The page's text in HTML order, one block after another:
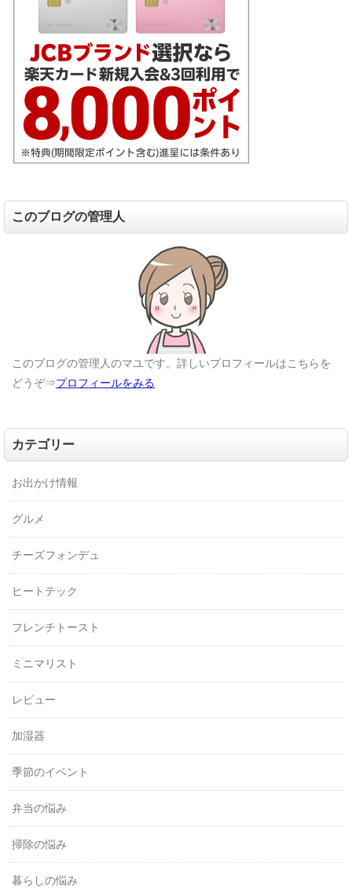
このブログの管理人
このブログの管理人のマユです。詳しいプロフィールはこちらを
どうぞ⇒プロフィールをみる
カテゴリー
お出かけ情報
グルメ
チーズフォンデュ
ヒートテック
フレンチトースト
ミニマリスト
レビュー
加湿器
季節のイベント
弁当の悩み
掃除の悩み
暮らしの悩み